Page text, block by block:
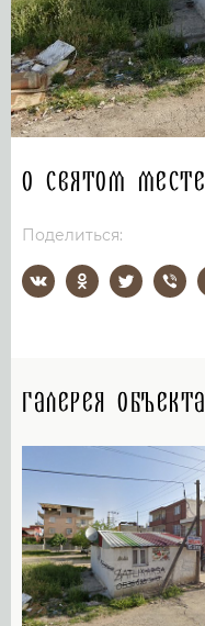
О святом месте
Поделиться:
Галерея объекта